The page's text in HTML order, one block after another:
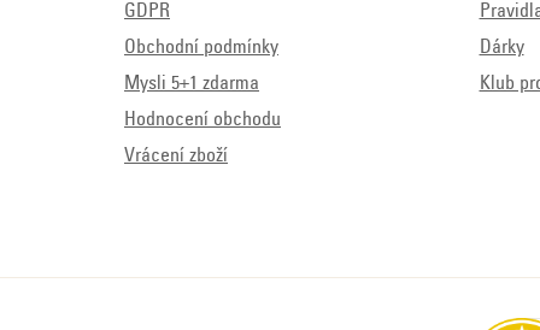
GDPR
Obchodní podmínky
Mysli 5+1 zdarma
Hodnocení obchodu
Vrácení zboží
Dárky
Klub